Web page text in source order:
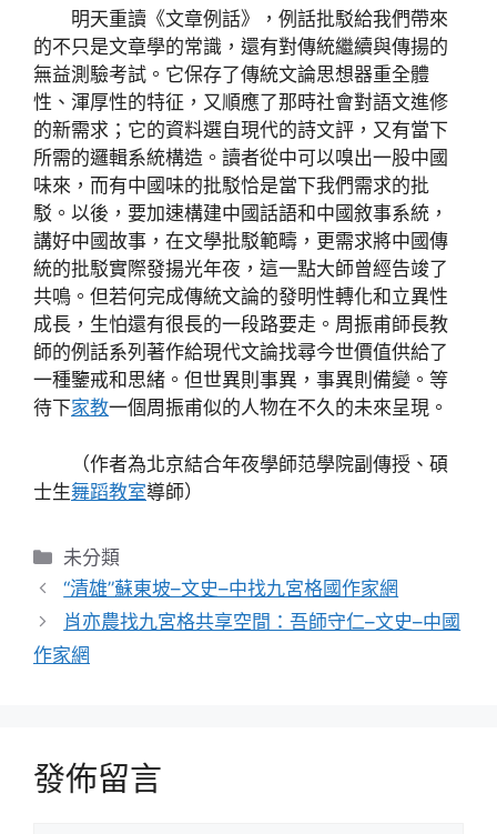
明天重讀《文章例話》，例話批駁給我們帶來
的不只是文章學的常識，還有對傳統繼續與傳揚的
無益測驗考試。它保存了傳統文論思想器重全體
性、渾厚性的特征，又順應了那時社會對語文進修
的新需求；它的資料選自現代的詩文評，又有當下
所需的邏輯系統構造。讀者從中可以嗅出一股中國
味來，而有中國味的批駁恰是當下我們需求的批
駁。以後，要加速構建中國話語和中國敘事系統，
講好中國故事，在文學批駁範疇，更需求將中國傳
統的批駁實際發揚光年夜，這一點大師曾經告竣了
共鳴。但若何完成傳統文論的發明性轉化和立異性
成長，生怕還有很長的一段路要走。周振甫師長教
師的例話系列著作給現代文論找尋今世價值供給了
一種鑒戒和思緒。但世異則事異，事異則備變。等
待下家教一個周振甫似的人物在不久的未來呈現。
（作者為北京結合年夜學師范學院副傳授、碩
士生舞蹈教室導師）
分
類
未分類
“清雄”蘇東坡–文史–中找九宮格國作家網
肖亦農找九宮格共享空間：吾師守仁–文史–中國
作家網
發佈留言